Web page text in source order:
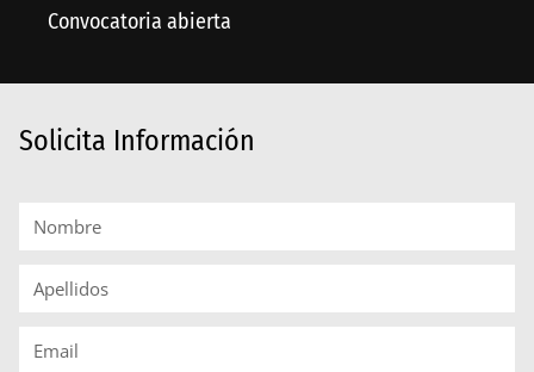
Convocatoria abierta
Solicita Información